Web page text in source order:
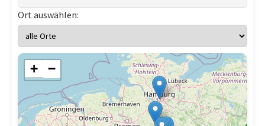
Ort auswählen:
+ −